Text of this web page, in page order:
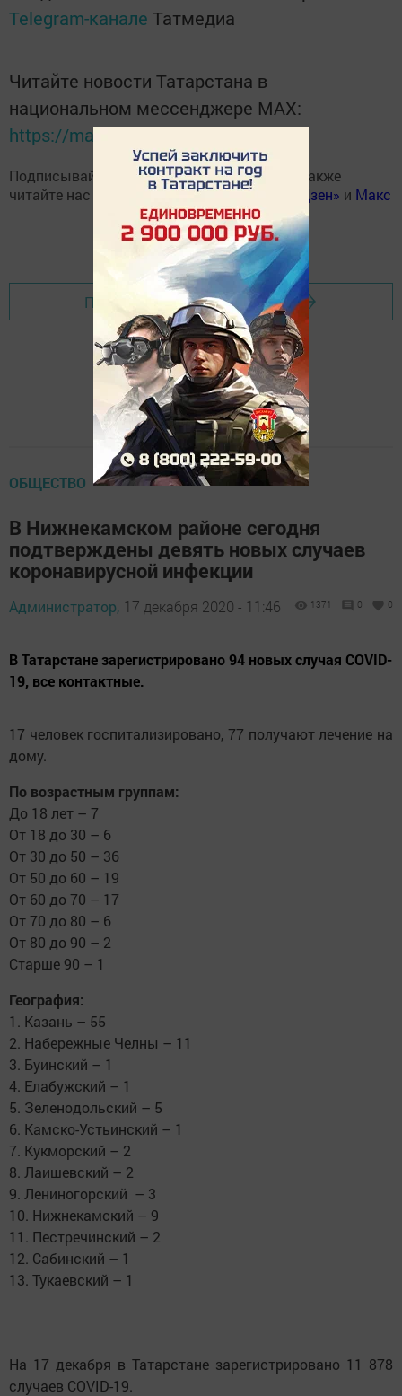
Telegram-канале Татмедиа
Читайте новости Татарстана в
национальном мессенджере MАХ:
https://max.ru/tatmedia
Подписывайтесь на нашTelegram-канал
, а также
читайте нас
Вконтакте ,Одноклассниках «Дзен» и Макс
Перейти на страницу новости
ОБЩЕСТВО
В Нижнекамском районе сегодня
подтверждены девять новых случаев
коронавирусной инфекции
Администратор, 17 декабря 2020 - 11:46 1371 0 0
В Татарстане зарегистрировано 94 новых случая COVID-
19, все контактные.
17 человек госпитализировано, 77 получают лечение на
дому.
По возрастным группам:
До 18 лет – 7
От 18 до 30 – 6
От 30 до 50 – 36
От 50 до 60 – 19
От 60 до 70 – 17
От 70 до 80 – 6
От 80 до 90 – 2
Старше 90 – 1
География:
1. Казань – 55
2. Набережные Челны – 11
3. Буинский – 1
4. Елабужский – 1
5. Зеленодольский – 5
6. Камско-Устьинский – 1
7. Кукморский – 2
8. Лаишевский – 2
9. Лениногорский – 3
10. Нижнекамский – 9
11. Пестречинский – 2
12. Сабинский – 1
13. Тукаевский – 1
На 17 декабря в Татарстане зарегистрировано 11 878
случаев COVID-19.